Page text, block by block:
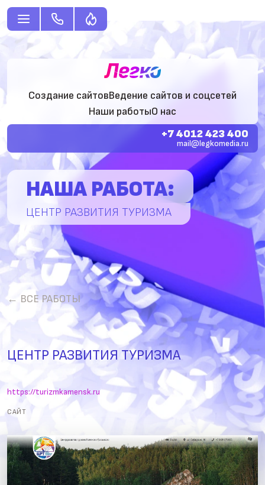
Создание сайтовВедение сайтов и соцсетей
Наши работыО нас
+7 4012 423 400
mail@legkomedia.ru
НАША РАБОТА:
ЦЕНТР РАЗВИТИЯ ТУРИЗМА
← ВСЕ РАБОТЫ
ЦЕНТР РАЗВИТИЯ ТУРИЗМА
https://turizmkamensk.ru
САЙТ